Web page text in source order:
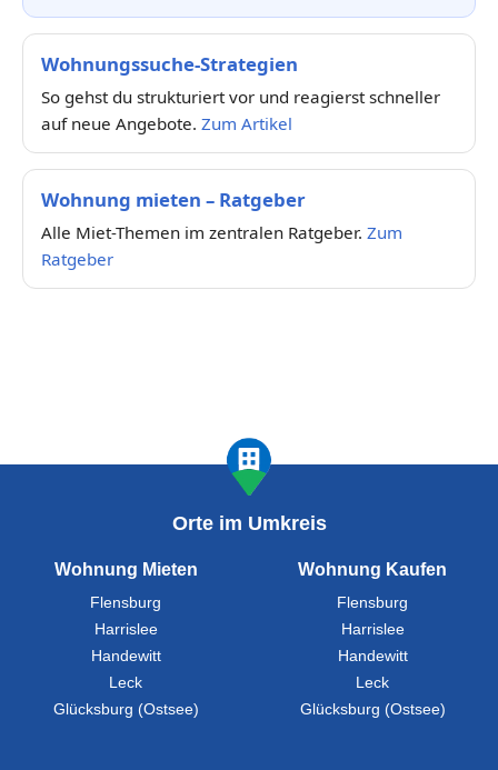
Wohnungssuche-Strategien
So gehst du strukturiert vor und reagierst schneller
auf neue Angebote. Zum Artikel
Wohnung mieten – Ratgeber
Alle Miet-Themen im zentralen Ratgeber. Zum
Ratgeber
Orte im Umkreis
Wohnung Mieten
Flensburg
Harrislee
Handewitt
Leck
Glücksburg (Ostsee)
Wohnung Kaufen
Flensburg
Harrislee
Handewitt
Leck
Glücksburg (Ostsee)